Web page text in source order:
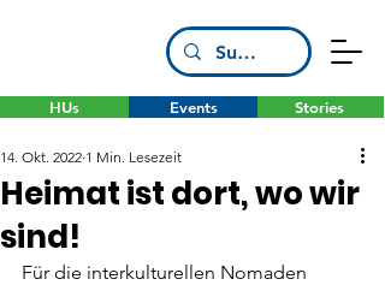
HUs Stories
Events
Heimat ist dort, wo wir
sind!
14. Okt. 2022 1 Min. Lesezeit
Für die interkulturellen Nomaden